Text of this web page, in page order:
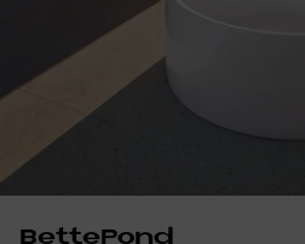
BettePond